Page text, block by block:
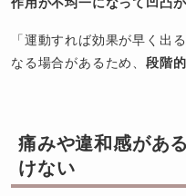
「運動すれば効果が早く出
なる場合があるため、段階
痛みや違和感があ
けない